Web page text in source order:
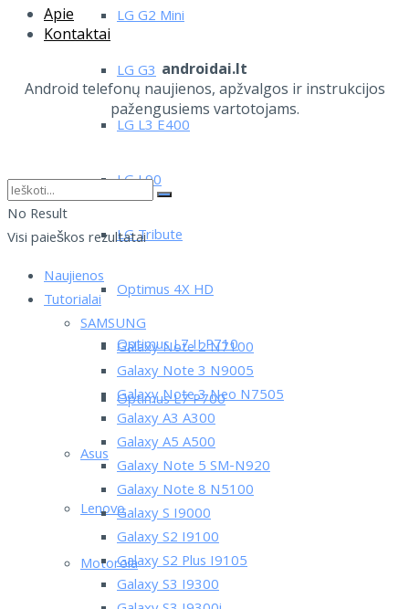
LG G2 Mini
LG G3
LG L3 E400
LG L90
LG Tribute
Optimus 4X HD
Optimus L7 II P710
Optimus L7 P700
Asus
Lenovo
Motorola
Apie
Kontaktai
androidai.lt
Android telefonų naujienos, apžvalgos ir instrukcijos
pažengusiems vartotojams.
No Result
Visi paieškos rezultatai
Naujienos
Tutorialai
SAMSUNG
Galaxy Note 2 N7100
Galaxy Note 3 N9005
Galaxy Note 3 Neo N7505
Galaxy A3 A300
Galaxy A5 A500
Galaxy Note 5 SM-N920
Galaxy Note 8 N5100
Galaxy S I9000
Galaxy S2 I9100
Galaxy S2 Plus I9105
Galaxy S3 I9300